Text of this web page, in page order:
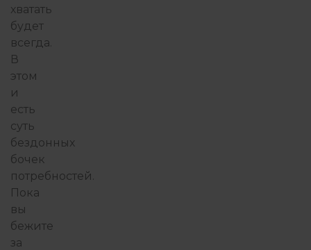
хватать
будет
всегда.
В
этом
и
есть
суть
бездонных
бочек
потребностей.
Пока
вы
бежите
за